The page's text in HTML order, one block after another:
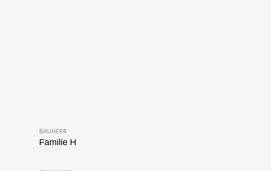
BAUHERR
Familie H